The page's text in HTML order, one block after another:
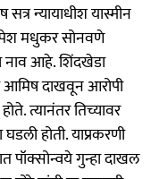
न्यायाधीश यास्मीन
मधुकर सोनवणे
नाव आहे. शिंदखेडा
आमिष दाखवून आरोपी
त्यानंतर तिच्यावर
होती. याप्रकरणी
पॉक्सोन्वये गुन्हा दाखल